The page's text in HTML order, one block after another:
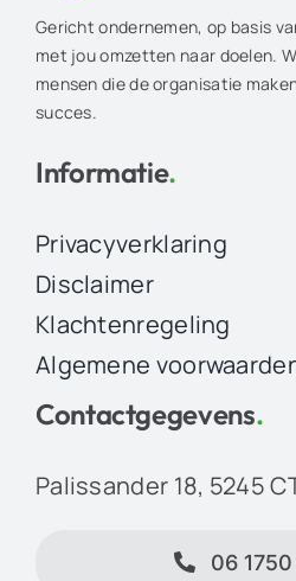
Gericht ondernemen, op basis
met jou omzetten naar doelen.
mensen die de organisatie
succes.
Informatie.
Privacyverklaring
Disclaimer
Klachtenregeling
Algemene
Contactgegevens.
Palissander 18, 5245
06